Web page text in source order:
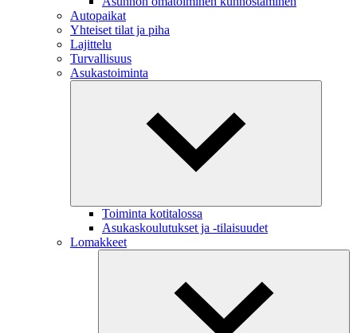
Autopaikat
Yhteiset tilat ja piha
Lajittelu
Turvallisuus
Asukastoiminta
Toiminta kotitalossa
Asukaskoulutukset ja -tilaisuudet
Lomakkeet